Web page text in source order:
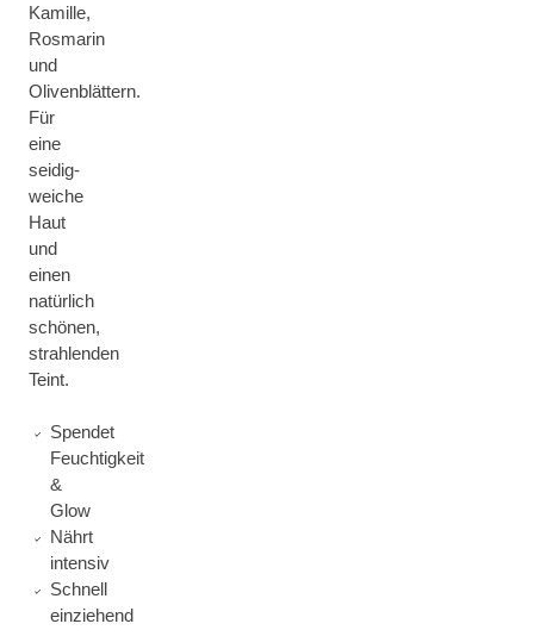
Kamille,
Rosmarin
und
Olivenblättern.
Für
eine
seidig-
weiche
Haut
und
einen
natürlich
schönen,
strahlenden
Teint.
Spendet
Feuchtigkeit
&
Glow
Nährt
intensiv
Schnell
einziehend